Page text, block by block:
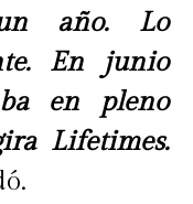
un año. Lo
En junio
en pleno
Lifetimes.